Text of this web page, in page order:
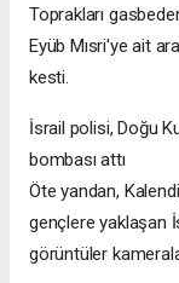
Toprakları
Eyüb Mısri'ye ait
kesti.
İsrail polisi, Doğu
bombası attı
Öte yandan,
gençlere yaklaşan
görüntüler